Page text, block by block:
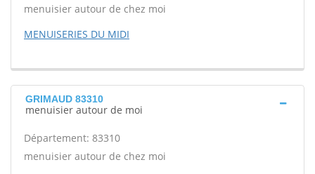
menuisier autour de chez moi
MENUISERIES DU MIDI
GRIMAUD 83310
menuisier autour de moi
Département: 83310
menuisier autour de chez moi